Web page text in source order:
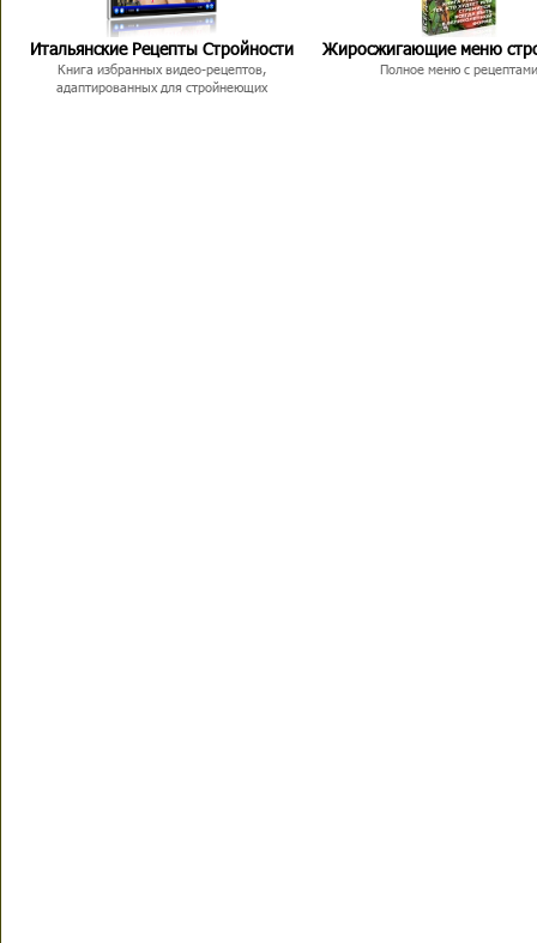
Итальянские Рецепты Стройности
Книга избранных видео-рецептов,
адаптированных для стройнеющих
Жиросжигающие меню
Полное меню с рецептами